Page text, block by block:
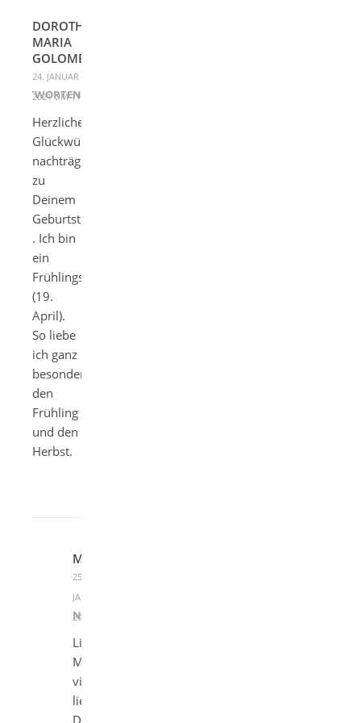
DOROTHEE
MARIA
GOLOMBOWSKI
24. JANUAR
2021 UM 11:29
ANTWORTEN
Herzliche
Glückwünsche
nachträglich
zu
Deinem
Geburtstag
. Ich bin
ein
Frühlingskind
(19.
April).
So liebe
ich ganz
besonders
den
Frühling
und den
Herbst.
MARIE
25.
JANUAR
2021 UM 22:44
ANTWORTEN
Liebe
Marie,
vielen
lieben
Dank